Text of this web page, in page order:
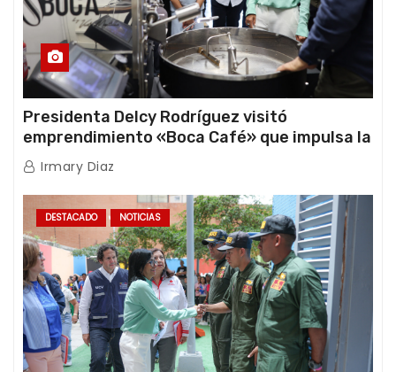
Presidenta Delcy Rodríguez visitó
emprendimiento «Boca Café» que impulsa la
producción nacional hacia mercados
internacionales
Irmary Diaz
DESTACADO NOTICIAS